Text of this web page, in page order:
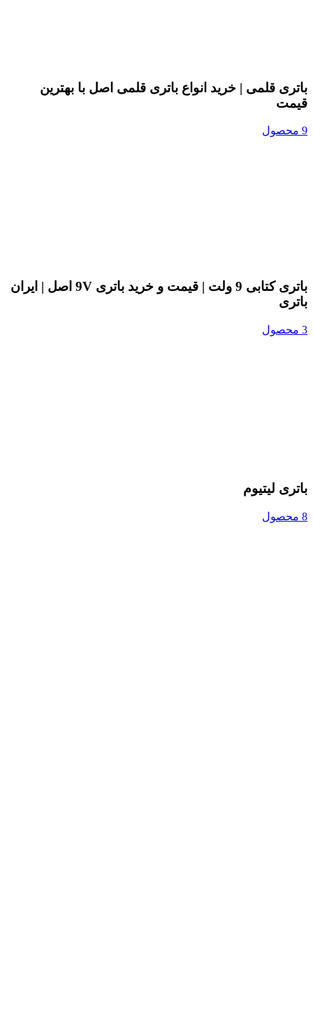
باتری قلمی | خرید انواع باتری قلمی اصل با بهترین
قیمت
9 محصول
باتری کتابی 9 ولت | قیمت و خرید باتری 9V اصل | ایران
باتری
3 محصول
باتری لیتیوم
8 محصول